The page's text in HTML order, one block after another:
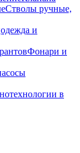
Стволы ручные,
и
Фонари и
в